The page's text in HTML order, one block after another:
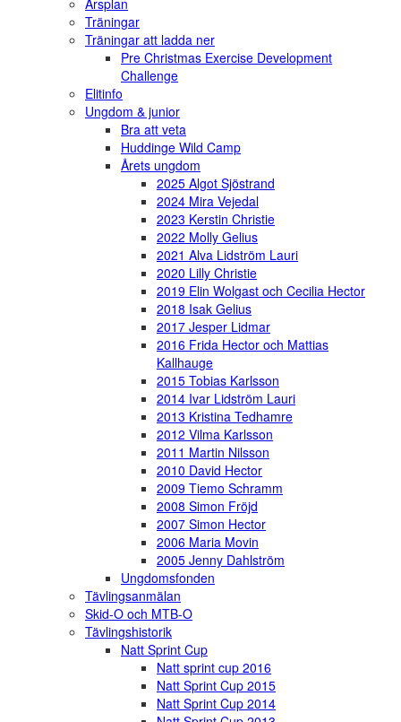
Årsplan
Träningar
Träningar att ladda ner
Pre Christmas Exercise Development
Challenge
Elitinfo
Ungdom & junior
Bra att veta
Huddinge Wild Camp
Årets ungdom
2025 Algot Sjöstrand
2024 Mira Vejedal
2023 Kerstin Christie
2022 Molly Gelius
2021 Alva Lidström Lauri
2020 Lilly Christie
2019 Elin Wolgast och Cecilia Hector
2018 Isak Gelius
2017 Jesper Lidmar
2016 Frida Hector och Mattias
Kallhauge
2015 Tobias Karlsson
2014 Ivar Lidström Lauri
2013 Kristina Tedhamre
2012 Vilma Karlsson
2011 Martin Nilsson
2010 David Hector
2009 Tiemo Schramm
2008 Simon Fröjd
2007 Simon Hector
2006 Maria Movin
2005 Jenny Dahlström
Ungdomsfonden
Tävlingsanmälan
Skid-O och MTB-O
Tävlingshistorik
Natt Sprint Cup
Natt sprint cup 2016
Natt Sprint Cup 2015
Natt Sprint Cup 2014